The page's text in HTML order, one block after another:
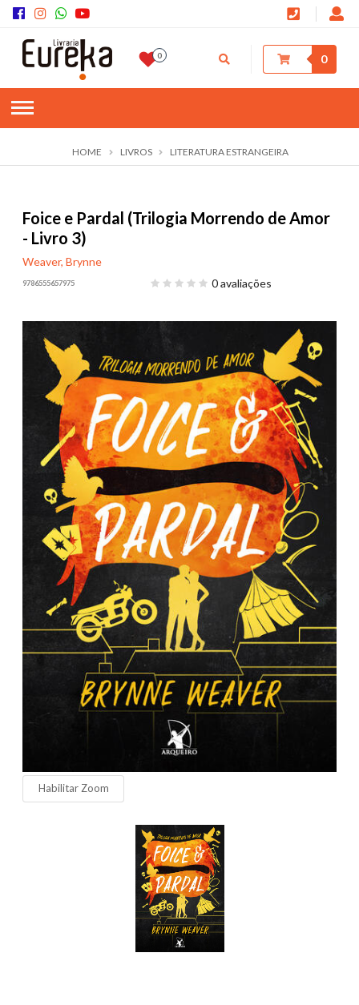
0 0
HOME LIVROS LITERATURA ESTRANGEIRA
Foice e Pardal (Trilogia Morrendo de Amor
- Livro 3)
Weaver, Brynne
9786555657975 0 avaliações
Habilitar Zoom